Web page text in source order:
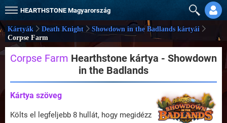
HEARTHSTONE Magyarország
Kártyák Death Knight
Showdown in the Badlands kártyái
Corpse Farm
Corpse Farm Hearthstone kártya - Showdown
in the Badlands
Kártya szöveg
Költs el legfeljebb 8 hullát, hogy megidézz